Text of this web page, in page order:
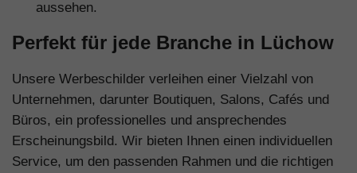
aussehen.
Perfekt für jede Branche in Lüchow
Unsere Werbeschilder verleihen einer Vielzahl von
Unternehmen, darunter Boutiquen, Salons, Cafés und
Büros, ein professionelles und ansprechendes
Erscheinungsbild. Wir bieten Ihnen einen individuellen
Service, um den passenden Rahmen und die richtigen